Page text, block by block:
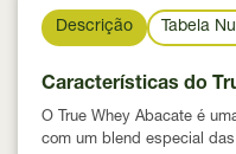
Descrição Tabela
Características do
O True Whey Abacate é
com um blend especial